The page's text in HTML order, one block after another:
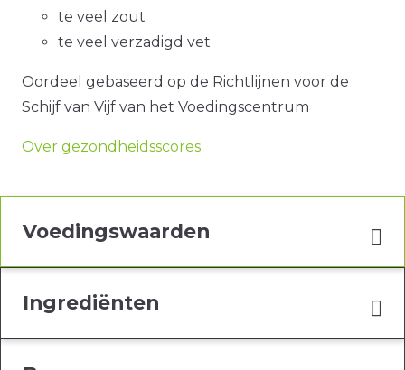
te veel zout
te veel verzadigd vet
Oordeel gebaseerd op de Richtlijnen voor de
Schijf van Vijf van het Voedingscentrum
Over gezondheidsscores
Voedingswaarden
Ingrediënten